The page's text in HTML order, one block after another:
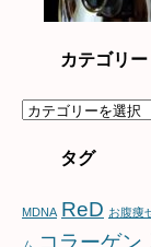
カテゴリー
カ
タグ
MDNA ReD お腹痩
コラーゲン